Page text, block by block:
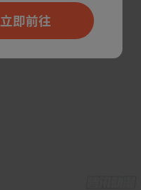
立即前往